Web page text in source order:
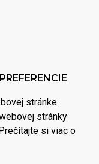
stránke
stránky
si viac o